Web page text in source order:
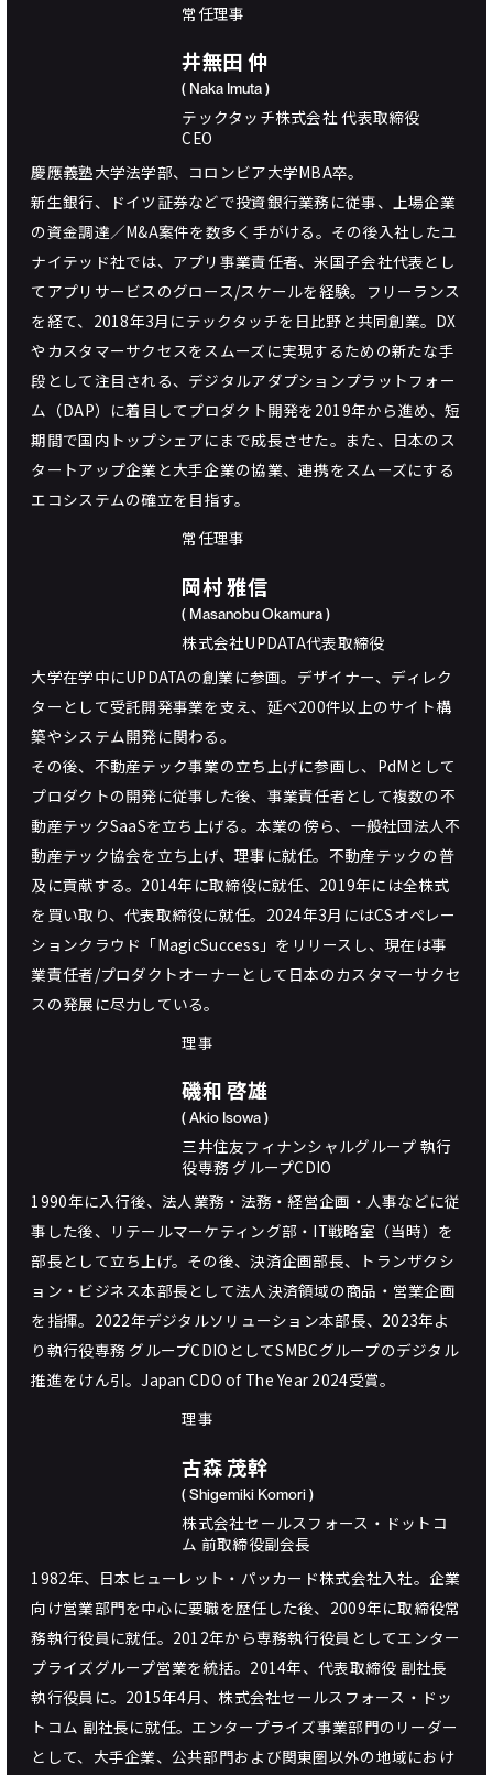
常任理事
井無田 仲
( Naka Imuta )
テックタッチ株式会社 代表取締役
CEO
慶應義塾大学法学部、コロンビア大学MBA卒。
新生銀行、ドイツ証券などで投資銀行業務に従事、上場企業
の資金調達／M&A案件を数多く手がける。その後入社したユ
ナイテッド社では、アプリ事業責任者、米国子会社代表とし
てアプリサービスのグロース/スケールを経験。フリーランス
を経て、2018年3月にテックタッチを日比野と共同創業。DX
やカスタマーサクセスをスムーズに実現するための新たな手
段として注目される、デジタルアダプションプラットフォー
ム（DAP）に着目してプロダクト開発を2019年から進め、短
期間で国内トップシェアにまで成長させた。また、日本のス
タートアップ企業と大手企業の協業、連携をスムーズにする
エコシステムの確立を目指す。
常任理事
岡村 雅信
( Masanobu Okamura )
株式会社UPDATA代表取締役
大学在学中にUPDATAの創業に参画。デザイナー、ディレク
ターとして受託開発事業を支え、延べ200件以上のサイト構
築やシステム開発に関わる。
その後、不動産テック事業の立ち上げに参画し、PdMとして
プロダクトの開発に従事した後、事業責任者として複数の不
動産テックSaaSを立ち上げる。本業の傍ら、一般社団法人不
動産テック協会を立ち上げ、理事に就任。不動産テックの普
及に貢献する。2014年に取締役に就任、2019年には全株式
を買い取り、代表取締役に就任。2024年3月にはCSオペレー
ションクラウド「MagicSuccess」をリリースし、現在は事
業責任者/プロダクトオーナーとして日本のカスタマーサクセ
スの発展に尽力している。
理事
磯和 啓雄
( Akio Isowa )
三井住友フィナンシャルグループ 執行
役専務 グループCDIO
1990年に入行後、法人業務・法務・経営企画・人事などに従
事した後、リテールマーケティング部・IT戦略室（当時）を
部長として立ち上げ。その後、決済企画部長、トランザクシ
ョン・ビジネス本部長として法人決済領域の商品・営業企画
を指揮。2022年デジタルソリューション本部長、2023年よ
り執行役専務 グループCDIOとしてSMBCグループのデジタル
推進をけん引。Japan CDO of The Year 2024受賞。
理事
古森 茂幹
( Shigemiki Komori )
株式会社セールスフォース・ドットコ
ム 前取締役副会長
1982年、日本ヒューレット・パッカード株式会社入社。企業
向け営業部門を中心に要職を歴任した後、2009年に取締役常
務執行役員に就任。2012年から専務執行役員としてエンター
プライズグループ営業を統括。2014年、代表取締役 副社長
執行役員に。2015年4月、株式会社セールスフォース・ドッ
トコム 副社長に就任。エンタープライズ事業部門のリーダー
として、大手企業、公共部門および関東圏以外の地域におけ